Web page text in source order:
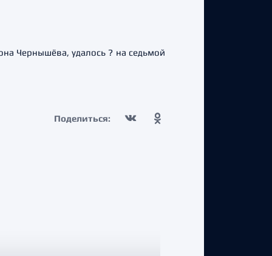
Чернышёва, удалось ? на седьмой
Поделиться: